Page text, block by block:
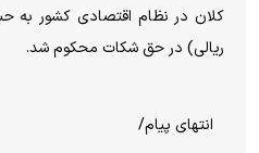
کلان در نظام اقتصادی کشور به
ریالی) در حق شکات محکوم شد.
انتهای پیام/